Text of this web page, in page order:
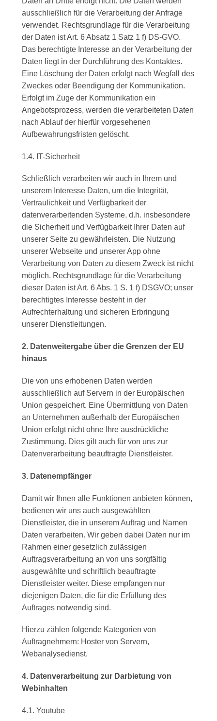
ausschließlich für die Verarbeitung der Anfrage
verwendet. Rechtsgrundlage für die Verarbeitung
der Daten ist Art. 6 Absatz 1 Satz 1 f) DS-GVO.
Das berechtigte Interesse an der Verarbeitung der
Daten liegt in der Durchführung des Kontaktes.
Eine Löschung der Daten erfolgt nach Wegfall des
Zweckes oder Beendigung der Kommunikation.
Erfolgt im Zuge der Kommunikation ein
Angebotsprozess, werden die verarbeiteten Daten
nach Ablauf der hierfür vorgesehenen
Aufbewahrungsfristen gelöscht.
1.4. IT-Sicherheit
Schließlich verarbeiten wir auch in Ihrem und
unserem Interesse Daten, um die Integrität,
Vertraulichkeit und Verfügbarkeit der
datenverarbeitenden Systeme, d.h. insbesondere
die Sicherheit und Verfügbarkeit Ihrer Daten auf
unserer Seite zu gewährleisten. Die Nutzung
unserer Webseite und unserer App ohne
Verarbeitung von Daten zu diesem Zweck ist nicht
möglich. Rechtsgrundlage für die Verarbeitung
dieser Daten ist Art. 6 Abs. 1 S. 1 f) DSGVO; unser
berechtigtes Interesse besteht in der
Aufrechterhaltung und sicheren Erbringung
unserer Dienstleitungen.
2. Datenweitergabe über die Grenzen der EU
hinaus
Die von uns erhobenen Daten werden
ausschließlich auf Servern in der Europäischen
Union gespeichert. Eine Übermittlung von Daten
an Unternehmen außerhalb der Europäischen
Union erfolgt nicht ohne Ihre ausdrückliche
Zustimmung. Dies gilt auch für von uns zur
Datenverarbeitung beauftragte Dienstleister.
3. Datenempfänger
Damit wir Ihnen alle Funktionen anbieten können,
bedienen wir uns auch ausgewählten
Dienstleister, die in unserem Auftrag und Namen
Daten verarbeiten. Wir geben dabei Daten nur im
Rahmen einer gesetzlich zulässigen
Auftragsverarbeitung an von uns sorgfältig
ausgewählte und schriftlich beauftragte
Dienstleister weiter. Diese empfangen nur
diejenigen Daten, die für die Erfüllung des
Auftrages notwendig sind.
Hierzu zählen folgende Kategorien von
Auftragnehmern: Hoster von Servern,
Webanalysedienst.
4. Datenverarbeitung zur Darbietung von
Webinhalten
4.1. Youtube